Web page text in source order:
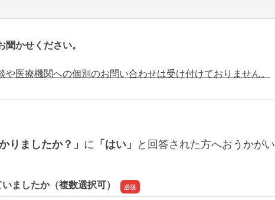
かせください。
医療機関への個別のお問い合わせは受け付けておりません。
りましたか？」 に 「はい」 と回答された方へおうかがい
ましたか（複数選択可）